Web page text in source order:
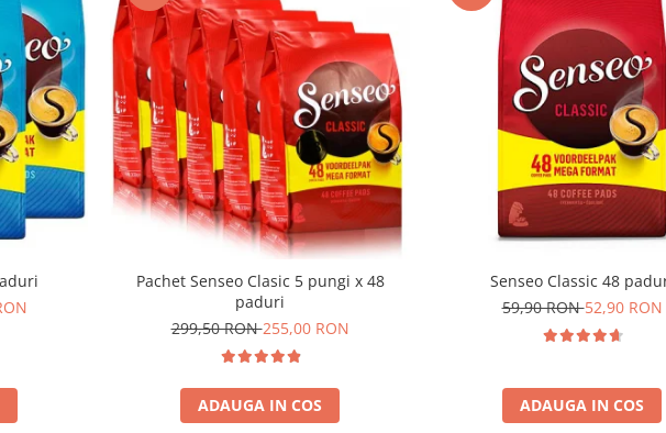
Pachet Senseo Clasic 5 pungi x 48
paduri
299,50 RON255,00 RON
ADAUGA IN COS
Senseo Classic 48
59,90 RON52,90 RON
ADAUGA IN COS